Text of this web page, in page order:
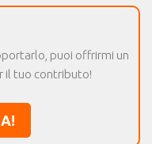
puoi offrirmi un
il tuo contributo!